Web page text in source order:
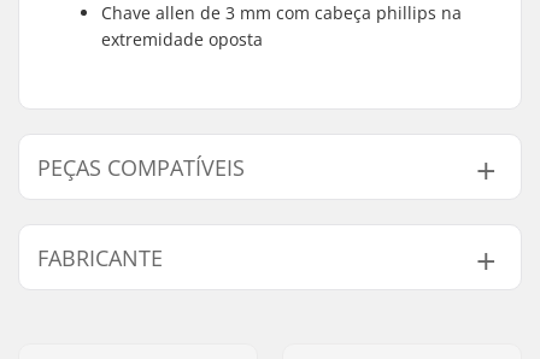
Chave allen de 3 mm com cabeça phillips na
extremidade oposta
PEÇAS COMPATÍVEIS
Encontre produtos compativeis com SkatePro Skate
Ferramenta:
FABRICANTE